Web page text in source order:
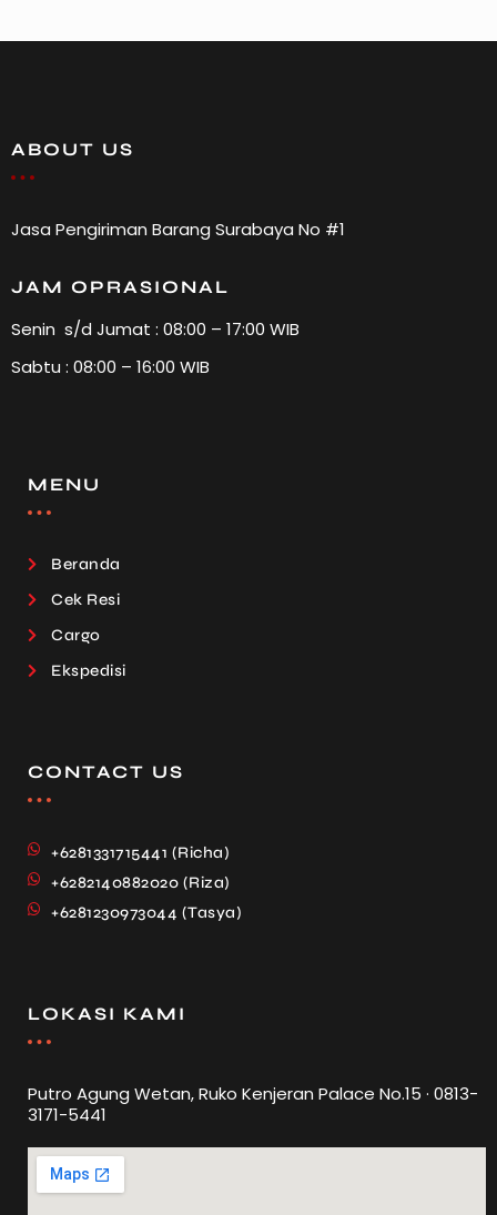
ABOUT US
Jasa Pengiriman Barang Surabaya No #1
JAM OPRASIONAL
Senin s/d Jumat : 08:00 – 17:00 WIB
Sabtu : 08:00 – 16:00 WIB
MENU
Beranda
Cek Resi
Cargo
Ekspedisi
CONTACT US
+6281331715441 (Richa)
+6282140882020 (Riza)
+6281230973044 (Tasya)
LOKASI KAMI
Putro Agung Wetan, Ruko Kenjeran Palace No.15 · 0813-
3171-5441